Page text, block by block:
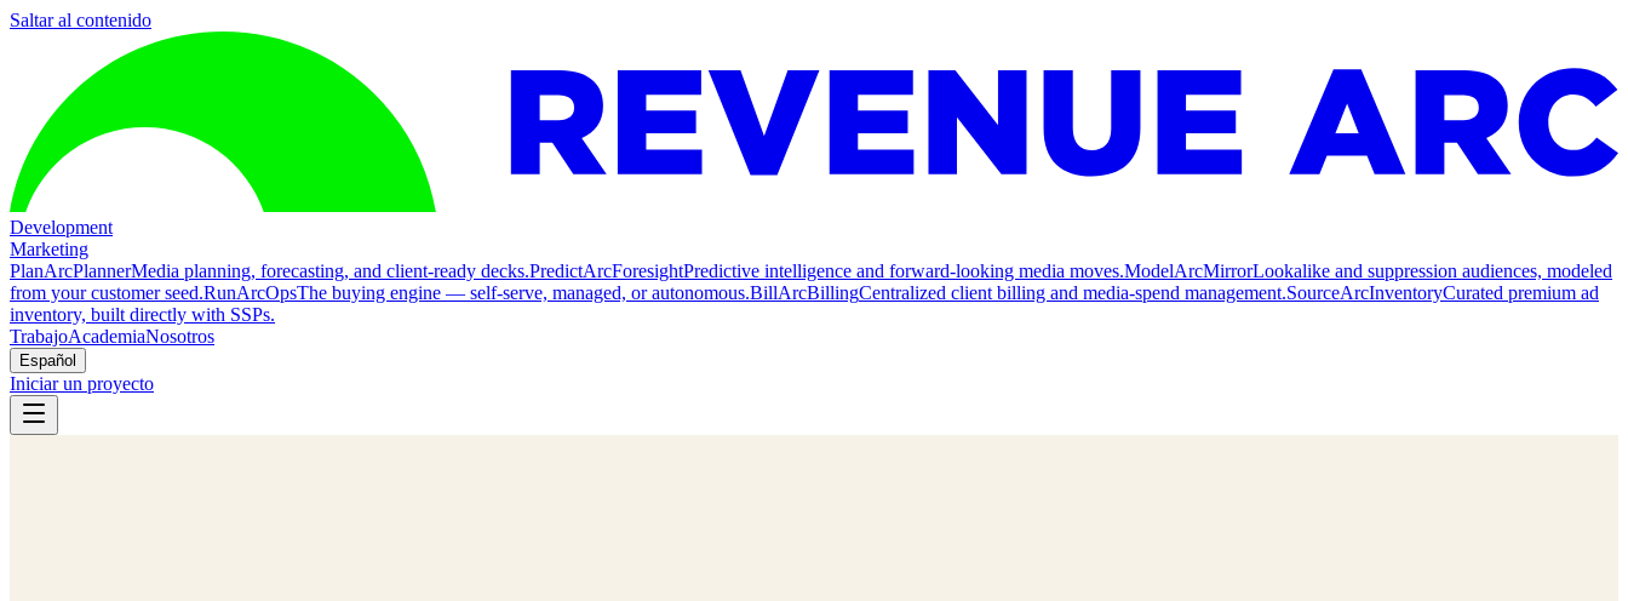
Saltar al contenido
Development
Marketing
PlanArcPlannerMedia planning, forecasting, and client-ready decks.PredictArcForesightPredictive intelligence and forward-looking media moves.ModelArcMirrorLookalike and suppression audiences, modeled
from your customer seed.RunArcOpsThe buying engine — self-serve, managed, or autonomous.BillArcBillingCentralized client billing and media-spend management.SourceArcInventoryCurated premium ad
inventory, built directly with SSPs.
TrabajoAcademiaNosotros
Español
Iniciar un proyecto